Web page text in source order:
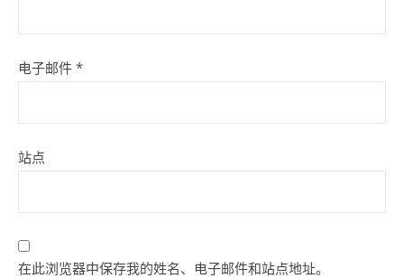
电子邮件 *
站点
在此浏览器中保存我的姓名、电子邮件和站点地址。